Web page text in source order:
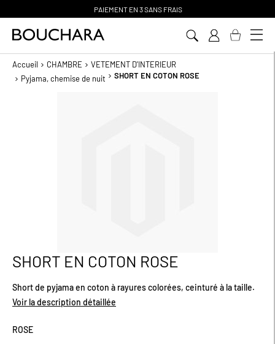
PAIEMENT EN 3 SANS FRAIS
Accueil CHAMBRE
VETEMENT D'INTERIEUR
Pyjama, chemise de nuit
SHORT EN COTON ROSE
Passer
au
de
la
SHORT EN COTON ROSE
Short de pyjama en coton à rayures colorées, ceinturé à la taille.
Voir la description détaillée
ROSE